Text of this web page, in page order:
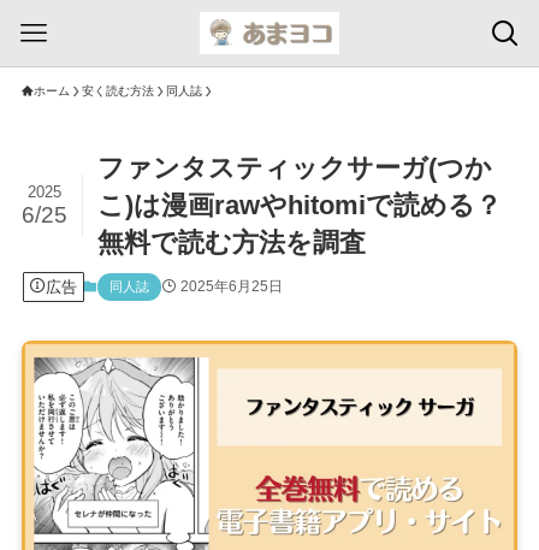
ホーム 安く読む方法 同人誌
ファンタスティックサーガ(つか
こ)は漫画rawやhitomiで読める？
無料で読む方法を調査
2025
6/25
広告 同人誌 2025年6月25日